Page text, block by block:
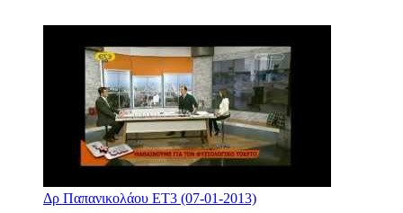
Δρ Παπανικολάου ΕΤ3 (07-01-2013)